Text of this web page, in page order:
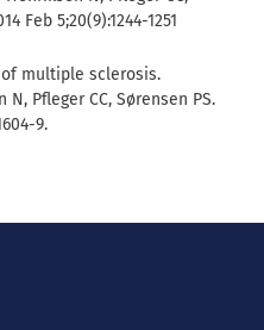
Feb 5;20(9):1244-1251
multiple sclerosis.
Pfleger CC, Sørensen PS.
9.